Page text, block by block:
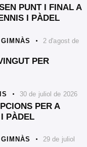
PUNT I FINAL A
I PÀDEL
2 d'agost de
PER
30 de juliol de 2026
PER A
I PÀDEL
29 de juliol